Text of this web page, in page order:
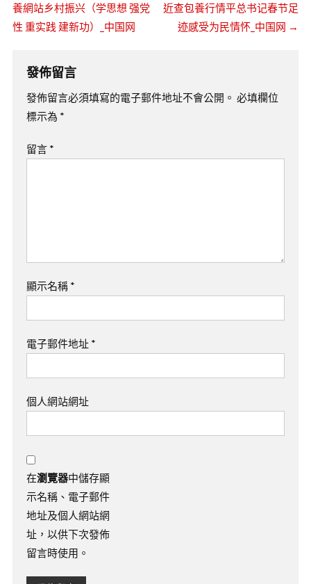
養網站乡村振兴（学思想 强党
性 重实践 建新功）_中国网
近查包養行情平总书记春节足
迹感受为民情怀_中国网 →
發佈留言
發佈留言必須填寫的電子郵件地址不會公開。 必填欄位
標示為 *
留言 *
顯示名稱 *
電子郵件地址 *
個人網站網址
在瀏覽器中儲存顯
示名稱、電子郵件
地址及個人網站網
址，以供下次發佈
留言時使用。